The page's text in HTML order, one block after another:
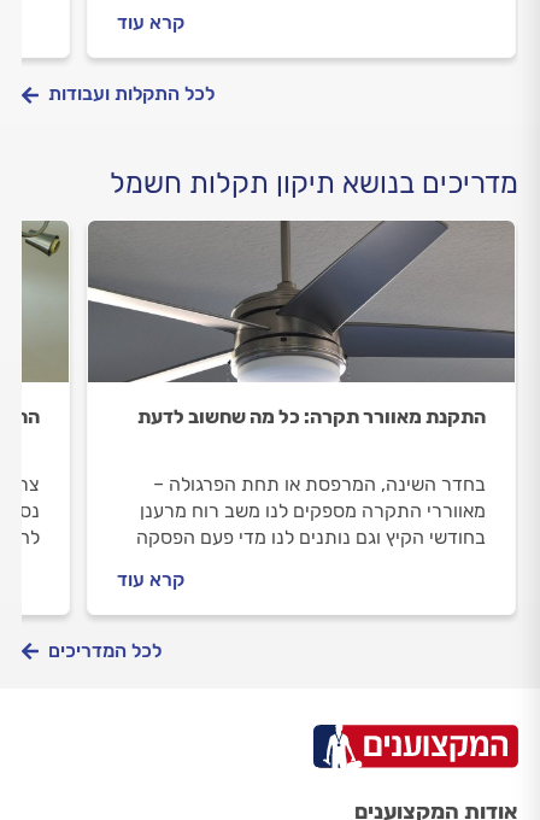
קרא עוד
לכל התקלות ועבודות
מדריכים בנושא תיקון תקלות חשמל
התקנת מאוורר תקרה: כל מה שחשוב לדעת
בחדר השינה, המרפסת או תחת הפרגולה –
מאווררי התקרה מספקים לנו משב רוח מרענן
בחודשי הקיץ וגם נותנים לנו מדי פעם הפסקה
מאוורר תקרה, מי רשאי להתקין, מה משפיע על
מחיר ההתקנה והאם יש אחריות על ההתקנה?
קרא עוד
לכל המדריכים
אודות המקצוענים